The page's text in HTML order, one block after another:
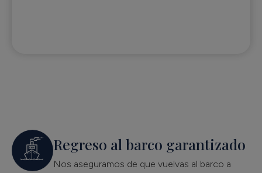
Regreso al barco garantizado
Nos aseguramos de que vuelvas al barco a